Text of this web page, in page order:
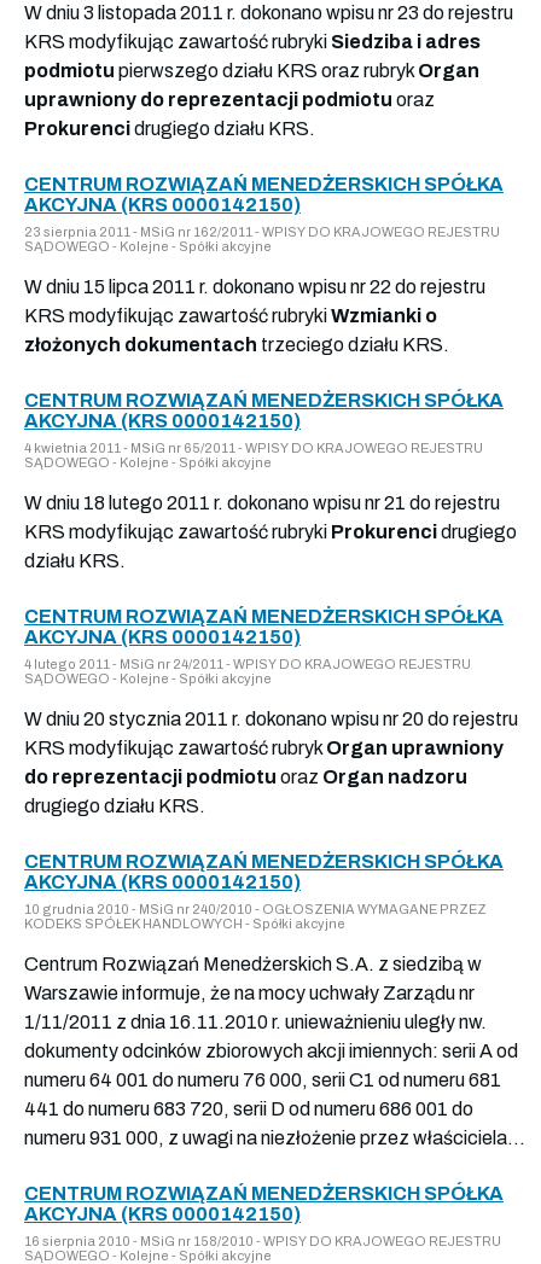
W dniu 3 listopada 2011 r. dokonano wpisu nr 23 do rejestru
KRS modyfikując zawartość rubryki Siedziba i adres
podmiotu pierwszego działu KRS oraz rubryk Organ
uprawniony do reprezentacji podmiotu oraz
Prokurencidrugiego działu KRS.
CENTRUM ROZWIĄZAŃ MENEDŻERSKICH SPÓŁKA
AKCYJNA (KRS 0000142150)
23 sierpnia 2011 - MSiG nr 162/2011 - WPISY DO KRAJOWEGO REJESTRU
SĄDOWEGO - Kolejne - Spółki akcyjne
W dniu 15 lipca 2011 r. dokonano wpisu nr 22 do rejestru
KRS modyfikując zawartość rubrykiWzmianki o
złożonych dokumentach trzeciego działu KRS.
CENTRUM ROZWIĄZAŃ MENEDŻERSKICH SPÓŁKA
AKCYJNA (KRS 0000142150)
4 kwietnia 2011 - MSiG nr 65/2011 - WPISY DO KRAJOWEGO REJESTRU
SĄDOWEGO - Kolejne - Spółki akcyjne
W dniu 18 lutego 2011 r. dokonano wpisu nr 21 do rejestru
KRS modyfikując zawartość rubryki Prokurencidrugiego
działu KRS.
CENTRUM ROZWIĄZAŃ MENEDŻERSKICH SPÓŁKA
AKCYJNA (KRS 0000142150)
4 lutego 2011 - MSiG nr 24/2011 - WPISY DO KRAJOWEGO REJESTRU
SĄDOWEGO - Kolejne - Spółki akcyjne
W dniu 20 stycznia 2011 r. dokonano wpisu nr 20 do rejestru
KRS modyfikując zawartość rubryk Organ uprawniony
do reprezentacji podmiotu oraz Organ nadzoru
drugiego działu KRS.
CENTRUM ROZWIĄZAŃ MENEDŻERSKICH SPÓŁKA
AKCYJNA (KRS 0000142150)
10 grudnia 2010 - MSiG nr 240/2010 - OGŁOSZENIA WYMAGANE PRZEZ
KODEKS SPÓŁEK HANDLOWYCH - Spółki akcyjne
Centrum Rozwiązań Menedżerskich S.A. z siedzibą w
Warszawie informuje, że na mocy uchwały Zarządu nr
1/11/2011 z dnia 16.11.2010 r. unieważnieniu uległy nw.
dokumenty odcinków zbiorowych akcji imiennych: serii A od
numeru 64 001 do numeru 76 000, serii C1 od numeru 681
441 do numeru 683 720, serii D od numeru 686 001 do
numeru 931 000, z uwagi na niezłożenie przez właściciela...
CENTRUM ROZWIĄZAŃ MENEDŻERSKICH SPÓŁKA
AKCYJNA (KRS 0000142150)
16 sierpnia 2010 - MSiG nr 158/2010 - WPISY DO KRAJOWEGO REJESTRU
SĄDOWEGO - Kolejne - Spółki akcyjne